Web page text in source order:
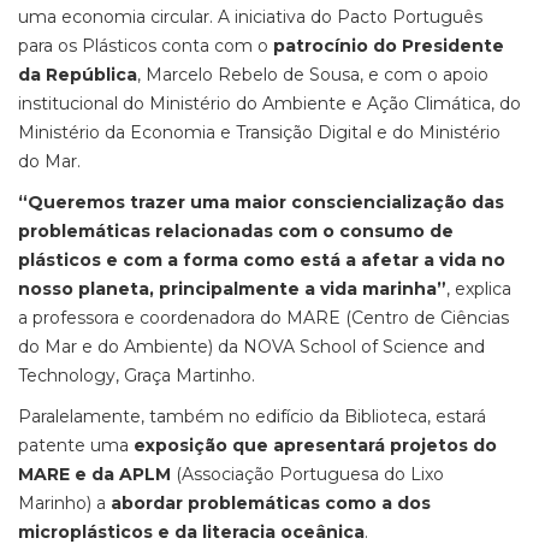
uma economia circular. A iniciativa do Pacto Português
para os Plásticos conta com o patrocínio do Presidente
da República, Marcelo Rebelo de Sousa, e com o apoio
institucional do Ministério do Ambiente e Ação Climática, do
Ministério da Economia e Transição Digital e do Ministério
do Mar.
“Queremos trazer uma maior consciencialização das
problemáticas relacionadas com o consumo de
plásticos e com a forma como está a afetar a vida no
nosso planeta, principalmente a vida marinha”, explica
a professora e coordenadora do MARE (Centro de Ciências
do Mar e do Ambiente) da NOVA School of Science and
Technology, Graça Martinho.
Paralelamente, também no edifício da Biblioteca, estará
patente uma exposição que apresentará projetos do
MARE e da APLM (Associação Portuguesa do Lixo
Marinho) a abordar problemáticas como a dos
microplásticos e da literacia oceânica.